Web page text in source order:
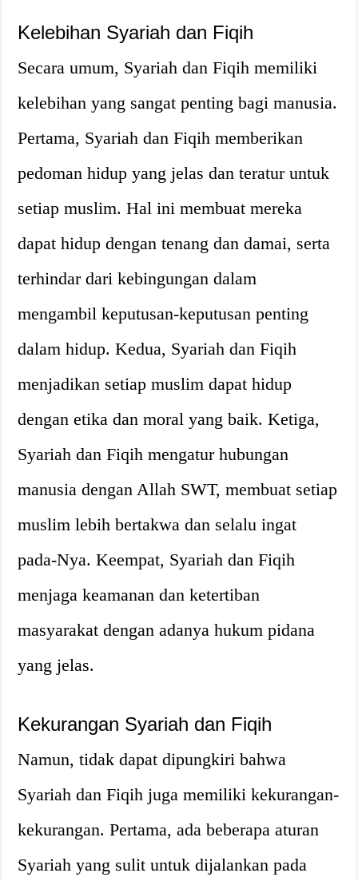
Kelebihan Syariah dan Fiqih
Secara umum, Syariah dan Fiqih memiliki
kelebihan yang sangat penting bagi manusia.
Pertama, Syariah dan Fiqih memberikan
pedoman hidup yang jelas dan teratur untuk
setiap muslim. Hal ini membuat mereka
dapat hidup dengan tenang dan damai, serta
terhindar dari kebingungan dalam
mengambil keputusan-keputusan penting
dalam hidup. Kedua, Syariah dan Fiqih
menjadikan setiap muslim dapat hidup
dengan etika dan moral yang baik. Ketiga,
Syariah dan Fiqih mengatur hubungan
manusia dengan Allah SWT, membuat setiap
muslim lebih bertakwa dan selalu ingat
pada-Nya. Keempat, Syariah dan Fiqih
menjaga keamanan dan ketertiban
masyarakat dengan adanya hukum pidana
yang jelas.
Kekurangan Syariah dan Fiqih
Namun, tidak dapat dipungkiri bahwa
Syariah dan Fiqih juga memiliki kekurangan-
kekurangan. Pertama, ada beberapa aturan
Syariah yang sulit untuk dijalankan pada